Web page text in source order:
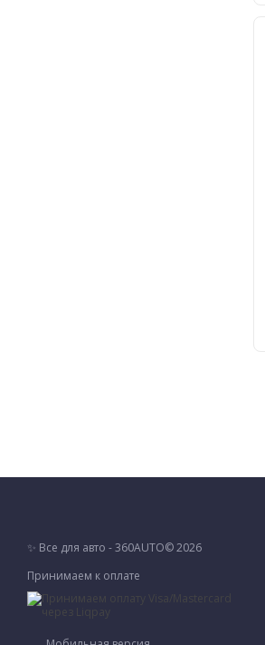
✨ Все для авто - 360AUTO© 2026
Принимаем к оплате